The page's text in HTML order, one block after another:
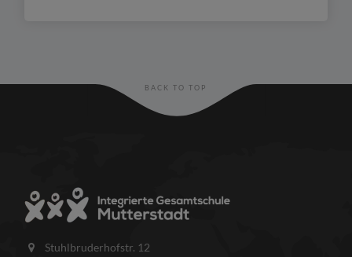
BACK TO TOP
Stuhlbruderhofstr. 12